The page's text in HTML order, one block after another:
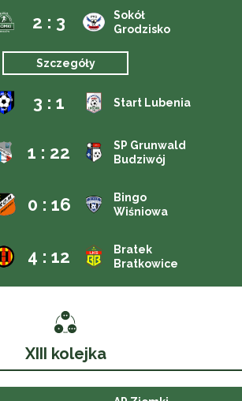
2 : 3
Sokół
Grodzisko
Szczegóły
3 : 1 Start Lubenia
1 : 22
SP Grunwald
Budziwój
0 : 16
Bingo
Wiśniowa
4 : 12
Bratek
Bratkowice
XIII kolejka